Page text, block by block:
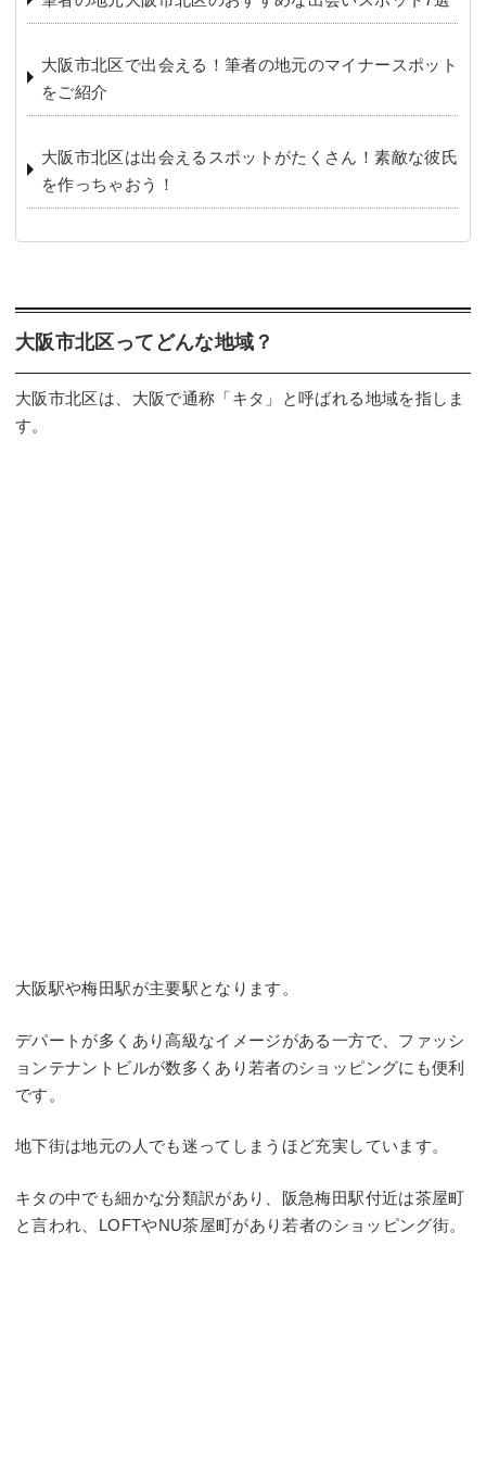
大阪市北区で出会える！筆者の地元のマイナースポット
をご紹介
大阪市北区は出会えるスポットがたくさん！素敵な彼氏
を作っちゃおう！
大阪市北区ってどんな地域？
大阪市北区は、大阪で通称「キタ」と呼ばれる地域を指しま
す。
大阪駅や梅田駅が主要駅となります。
デパートが多くあり高級なイメージがある一方で、ファッシ
ョンテナントビルが数多くあり若者のショッピングにも便利
です。
地下街は地元の人でも迷ってしまうほど充実しています。
キタの中でも細かな分類訳があり、阪急梅田駅付近は茶屋町
と言われ、LOFTやNU茶屋町があり若者のショッピング街。